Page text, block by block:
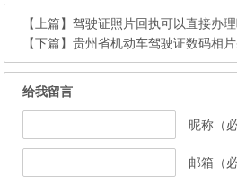
【上篇】驾驶证照片回执可以直接办
【下篇】贵州省机动车驾驶证数码相
给我留言
昵称（必
邮箱（